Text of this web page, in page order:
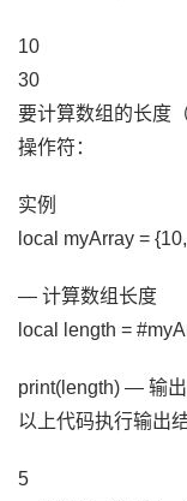
10
30
要计算数组的长度
操作符：
实例
local myArray =
— 计算数组长度
local length =
print(length) — 输
以上代码执行输出
5